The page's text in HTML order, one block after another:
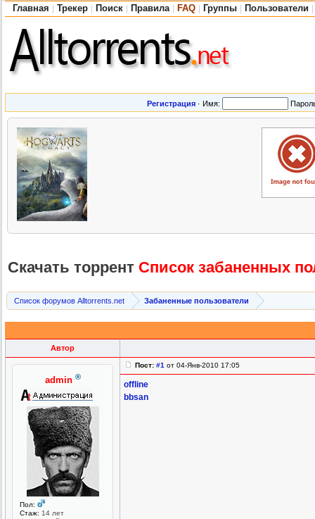
Главная Трекер Поиск Правила FAQ Группы Пользователи
Регистрация · Имя:
Скачать торрент Список забаненных
Список форумов Alltorrents.net Забаненные пользователи
Автор
admin ®
Пол:
Стаж: 14 лет
Пост: #1 от 04-Янв-2010 17:05
offline
bbsan